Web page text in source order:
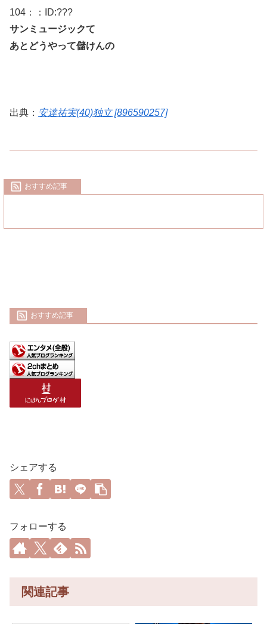
104 ：：ID:???
サンミュージックて
あとどうやって儲けんの
出典： 安達祐実(40)独立 [896590257]
おすすめ記事
おすすめ記事
シェアする
フォローする
関連記事